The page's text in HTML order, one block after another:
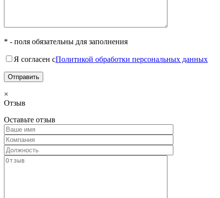
* - поля обязательны для заполнения
Я согласен сПолитикой обработки персональных данных
×
Отзыв
Оставьте отзыв